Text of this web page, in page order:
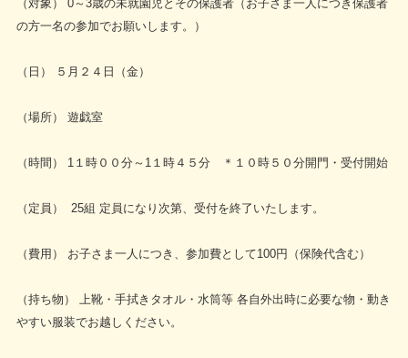
（対象） 0～3歳の未就園児とその保護者（お子さま一人につき保護者
の方一名の参加でお願いします。）
（日） ５月２４日（金）
（場所） 遊戯室
（時間） 1１時００分～1１時４５分 ＊１０時５０分開門・受付開始
（定員） 25組 定員になり次第、受付を終了いたします。
（費用） お子さま一人につき、参加費として100円（保険代含む）
（持ち物） 上靴・手拭きタオル・水筒等 各自外出時に必要な物・動き
やすい服装でお越しください。